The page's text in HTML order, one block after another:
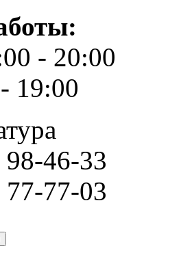
- 20:00
19:00
46-33
77-03